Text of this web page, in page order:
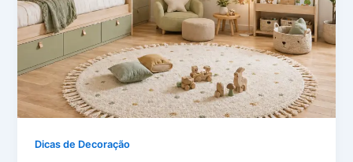
Dicas de Decoração